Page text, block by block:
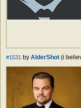
#1531 by AlderShot (i